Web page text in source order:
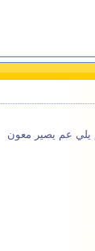
يلي عم يصير معون